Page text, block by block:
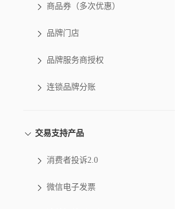
商品券（多次优惠）
品牌门店
品牌服务商授权
连锁品牌分账
交易支持产品
消费者投诉2.0
微信电子发票